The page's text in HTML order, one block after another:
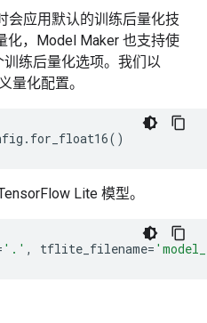
会应用默认的训练后量化技
化，Model Maker 也支持使
训练后量化选项。我们以
量化配置。
. for_float16()
Lite 模型。
'.' , tflite_filename=